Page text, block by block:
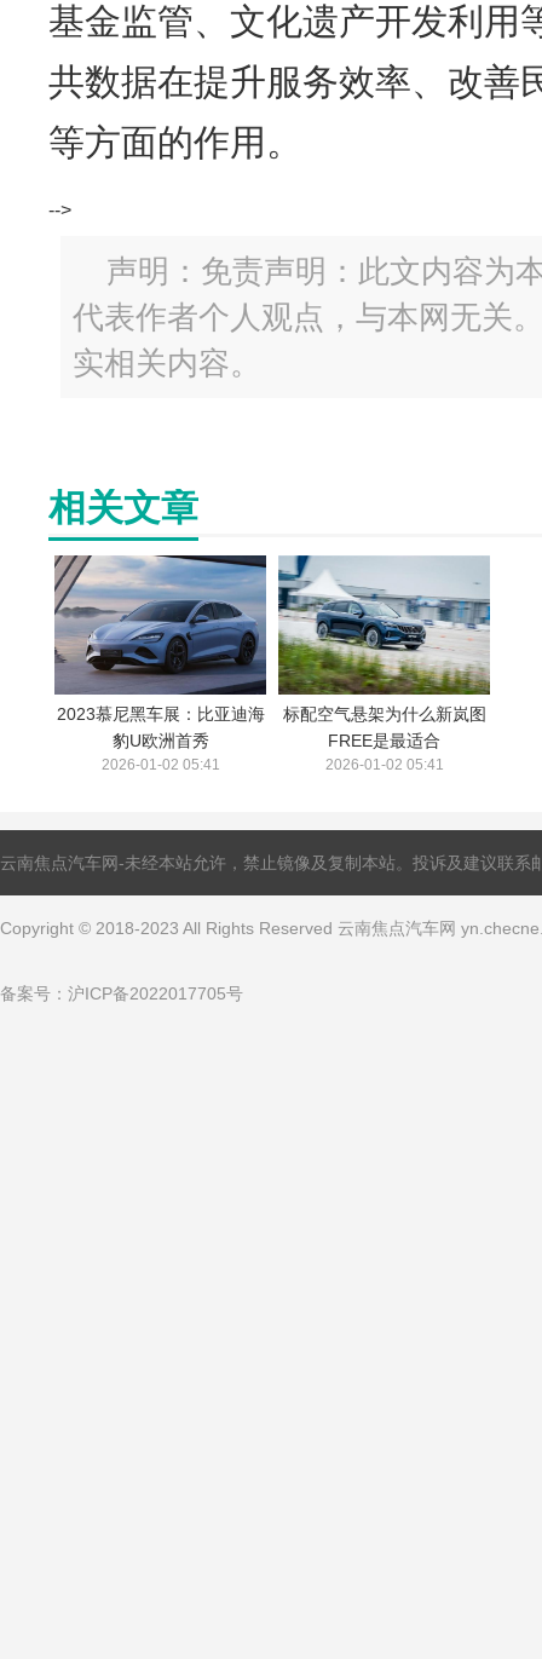
基金监管、文化遗产开发利用
共数据在提升服务效率、改善
等方面的作用。
-->
声明：免责声明：此文内容为
代表作者个人观点，与本网无关
实相关内容。
相关文章
2023慕尼黑车展：比亚迪海
豹U欧洲首秀
2026-01-02 05:41
标配空气悬架为什么新岚图
FREE是最适合
2026-01-02 05:41
云南焦点汽车网-未经本站允许，禁止镜像及复制本站。投诉及建议联
Copyright © 2018-2023 All Rights Reserved 云南焦点汽车网
备案号： 沪ICP备2022017705号